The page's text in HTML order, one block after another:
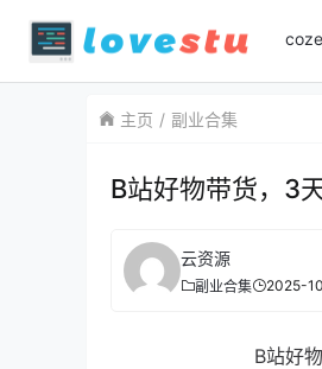
主页 副业合集
B站好物带货，3
云资源
副业合集 2025-
B站好